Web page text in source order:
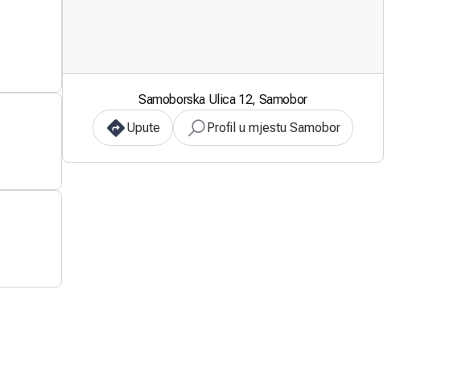
Samoborska Ulica 12, Samobor
Upute
Profil u mjestu Samobor